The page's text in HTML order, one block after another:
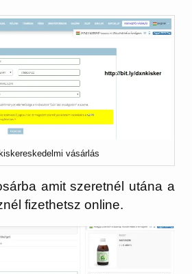
vásárlás
amit szeretnél utána a
fizethetsz online.